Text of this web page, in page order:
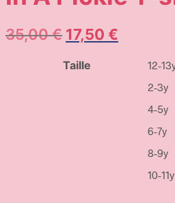
35,00€ 17,50 €
Taille
12-
2-3y
4-5y
6-7y
8-9y
10-11y